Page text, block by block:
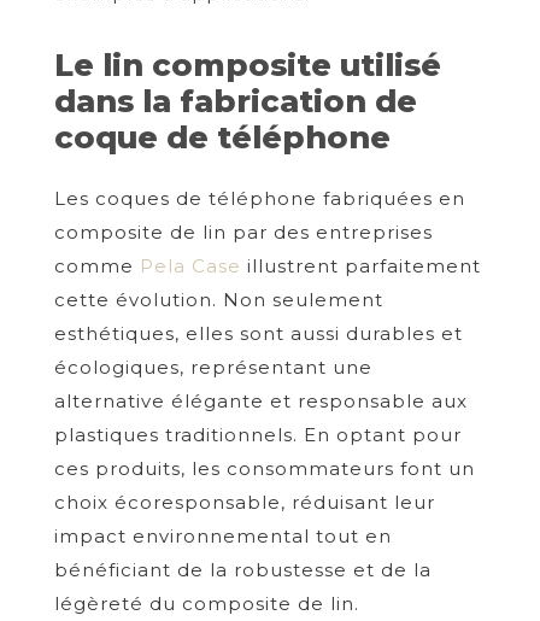
Le lin composite utilisé
dans la fabrication de
coque de téléphone
Les coques de téléphone fabriquées en
composite de lin par des entreprises
comme Pela Case illustrent parfaitement
cette évolution. Non seulement
esthétiques, elles sont aussi durables et
écologiques, représentant une
alternative élégante et responsable aux
plastiques traditionnels. En optant pour
ces produits, les consommateurs font un
choix écoresponsable, réduisant leur
impact environnemental tout en
bénéficiant de la robustesse et de la
légèreté du composite de lin.